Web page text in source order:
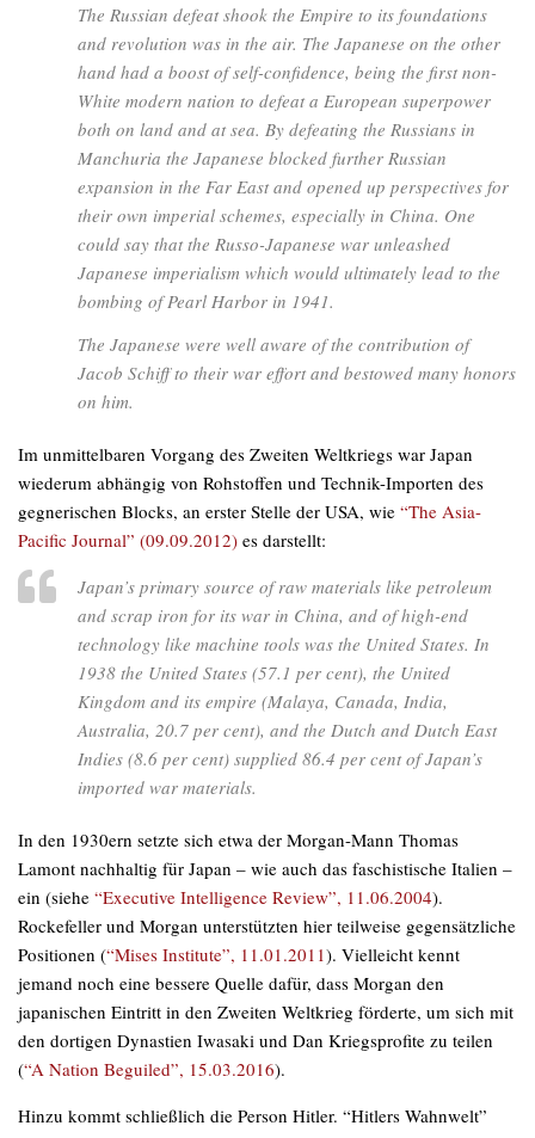
The Russian defeat shook the Empire to its foundations
and revolution was in the air. The Japanese on the other
hand had a boost of self-confidence, being the first non-
White modern nation to defeat a European superpower
both on land and at sea. By defeating the Russians in
Manchuria the Japanese blocked further Russian
expansion in the Far East and opened up perspectives for
their own imperial schemes, especially in China. One
could say that the Russo-Japanese war unleashed
Japanese imperialism which would ultimately lead to the
bombing of Pearl Harbor in 1941.
The Japanese were well aware of the contribution of
Jacob Schiff to their war effort and bestowed many honors
on him.
Im unmittelbaren Vorgang des Zweiten Weltkriegs war Japan
wiederum abhängig von Rohstoffen und Technik-Importen des
gegnerischen Blocks, an erster Stelle der USA, wie “The Asia-
Pacific Journal” (09.09.2012) es darstellt:
Japan’s primary source of raw materials like petroleum
and scrap iron for its war in China, and of high-end
technology like machine tools was the United States. In
1938 the United States (57.1 per cent), the United
Kingdom and its empire (Malaya, Canada, India,
Australia, 20.7 per cent), and the Dutch and Dutch East
Indies (8.6 per cent) supplied 86.4 per cent of Japan’s
imported war materials.
In den 1930ern setzte sich etwa der Morgan-Mann Thomas
Lamont nachhaltig für Japan – wie auch das faschistische Italien –
ein (siehe “Executive Intelligence Review”, 11.06.2004).
Rockefeller und Morgan unterstützten hier teilweise gegensätzliche
Positionen (“Mises Institute”, 11.01.2011). Vielleicht kennt
jemand noch eine bessere Quelle dafür, dass Morgan den
japanischen Eintritt in den Zweiten Weltkrieg förderte, um sich mit
den dortigen Dynastien Iwasaki und Dan Kriegsprofite zu teilen
(“A Nation Beguiled”, 15.03.2016).
Hinzu kommt schließlich die Person Hitler. “Hitlers Wahnwelt”